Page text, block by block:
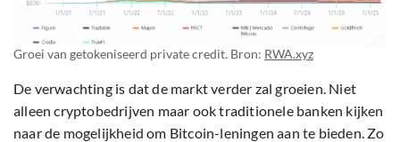
Groei van getokeniseerd private credit. Bron: RWA.xyz
De verwachting is dat de markt verder zal groeien. Niet
alleen cryptobedrijven maar ook traditionele banken kijken
naar de mogelijkheid om Bitcoin-leningen aan te bieden. Zo